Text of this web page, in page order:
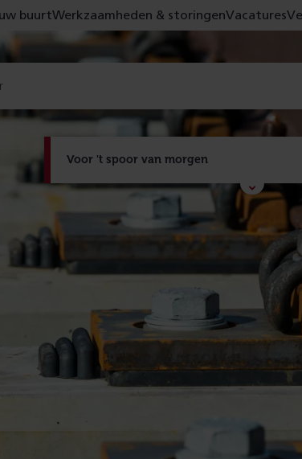
Voor 't spoor van morgen
Met de campagne 'Voor
we zien wat er vandaag
figuurlijk gezien - morgen
buurtWerkzaamheden & storingenVacatures